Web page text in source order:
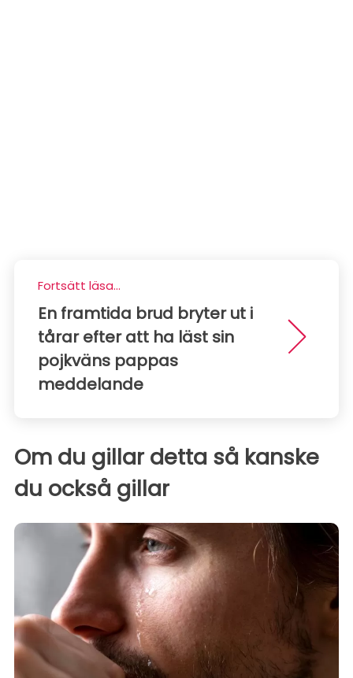
Fortsätt läsa...
En framtida brud bryter ut i
tårar efter att ha läst sin
pojkväns pappas
meddelande
Om du gillar detta så kanske
du också gillar